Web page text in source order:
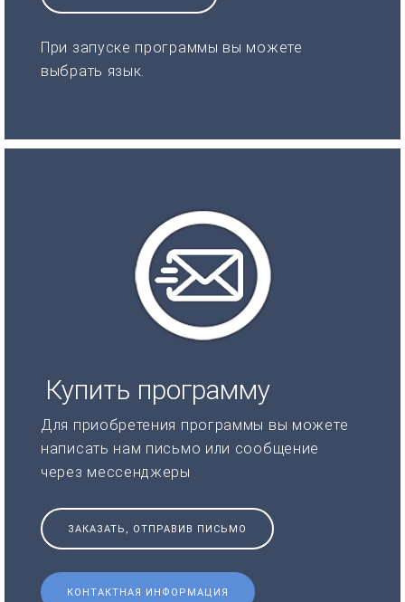
При запуске программы вы можете
выбрать язык.
Купить программу
Для приобретения программы вы можете
написать нам письмо или сообщение
через мессенджеры
ЗАКАЗАТЬ, ОТПРАВИВ ПИСЬМО
КОНТАКТНАЯ ИНФОРМАЦИЯ